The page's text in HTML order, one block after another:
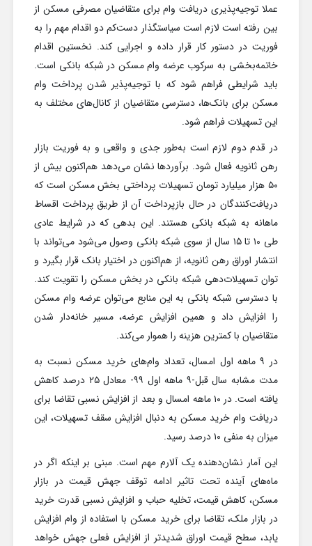
عملا توجیه‌پذیری دریافت وام برای متقاضیان مصرفی مسکن از
بین رفته است لازم است سیاستگذار دست‌کم دو اقدام مهم را به
فوریت در دستور کار قرار داده و اجرایی کند. نخستین اقدام
خاتمه‌بخشی به سرکوب عرضه وام مسکن در شبکه بانکی است.
باید شرایطی فراهم شود که با توجیه‌پذیر شدن پرداخت وام
مسکن برای بانک‌ها، دسترسی متقاضیان از کانال‌های مختلف به
این تسهیلات فراهم شود.
در قدم دوم لازم است به‌طور جدی و واقعی و به فوریت بازار
رهن ثانویه فعال شود. برآوردها نشان می‌دهد هم‌اکنون بیش از
۵۰ هزار میلیارد تومان تسهیلات پرداختی بخش مسکن است که
دریافت‌کنندگان در حال بازپرداخت آن از طریق پرداخت اقساط
ماهانه به شبکه بانکی هستند. این بدهی که در شرایط عادی
طی ۱۰ تا ۱۵ سال از سوی شبکه بانکی وصول می‌شود می‌تواند با
انتشار اوراق رهن ثانویه، از هم‌اکنون در اختیار بانک قرار بگیرد و
توان تسهیلات‌دهی شبکه بانکی در بخش مسکن را تقویت کند.
با دسترسی شبکه بانکی به این منابع می‌توان عرضه وام مسکن
را افزایش داد و همین افزایش عرضه، مسیر خانه‌دار شدن
متقاضیان با کمترین هزینه را هموار می‌کند.
در ۹ ماهه اول امسال، تعداد وام‌های خرید مسکن نسبت به
مدت مشابه سال قبل-۹ ماهه اول ۹۹- معادل ۲۵ درصد کاهش
یافته است. در ۱۰ ماهه امسال و بعد از افزایش نسبی تقاضا برای
دریافت وام خرید مسکن به دنبال افزایش سقف تسهیلات، این
میزان به منفی ۱۰ درصد رسید.
این آمار نشان‌دهنده یک آلارم مهم است. مبنی بر اینکه اگر در
ماه‌های آینده تحت تاثیر ادامه توقف جهش قیمت در بازار
مسکن، کاهش قیمت، تخلیه حباب و افزایش نسبی قدرت خرید
در بازار ملک، تقاضا برای خرید مسکن با استفاده از وام افزایش
یابد، سطح قیمت اوراق شدیدتر از افزایش فعلی جهش خواهد